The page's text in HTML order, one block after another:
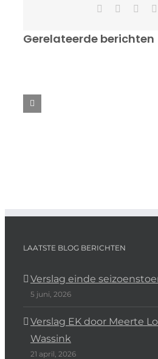
Facebook
Gerelateerde berichten
LAATSTE BLOG BERICHTEN
Verslag einde
5 juni, 2026
Verslag EK door Meerte
Wassink
21 april, 2026